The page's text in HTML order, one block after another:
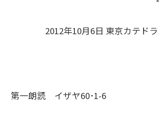
2012年10月6日 東京カテド
第一朗読 イザヤ60･1-6